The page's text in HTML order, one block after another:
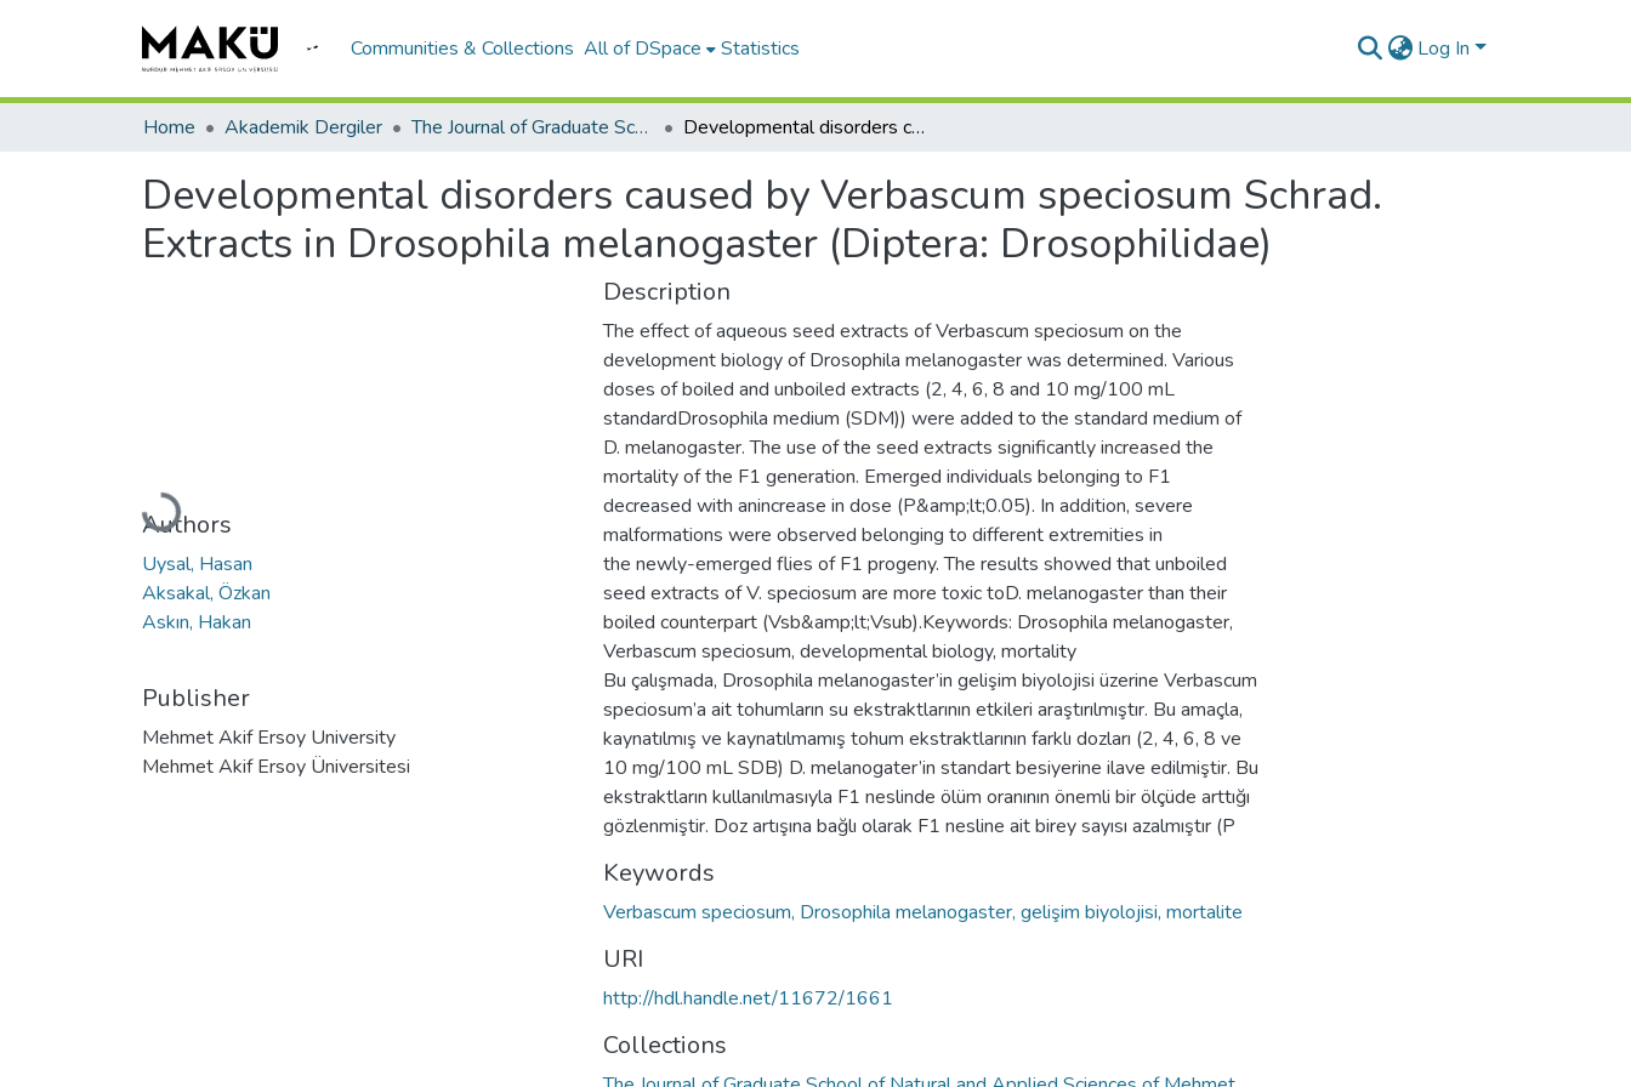
Communities & Collections All of DSpace Statistics Log In
Home Akademik Dergiler The Journal of Graduate School of Natural and Applied Sciences of Mehmet Akif Ersoy University Developmental disorders caused by Verbascum speciosum Schrad. Extracts in Drosophila melanogaster (Diptera: Drosophilidae)
Developmental disorders caused by Verbascum speciosum Schrad.
Extracts in Drosophila melanogaster (Diptera: Drosophilidae)
Loading...
Authors
Uysal, Hasan
Aksakal, Özkan
Askın, Hakan
Publisher
Mehmet Akif Ersoy University
Mehmet Akif Ersoy Üniversitesi
Description
The effect of aqueous seed extracts of Verbascum speciosum on the
development biology of Drosophila melanogaster was determined. Various
doses of boiled and unboiled extracts (2, 4, 6, 8 and 10 mg/100 mL
standardDrosophila medium (SDM)) were added to the standard medium of
D. melanogaster. The use of the seed extracts significantly increased the
mortality of the F1 generation. Emerged individuals belonging to F1
decreased with anincrease in dose (P&amp;lt;0.05). In addition, severe
malformations were observed belonging to different extremities in
the newly-emerged flies of F1 progeny. The results showed that unboiled
seed extracts of V. speciosum are more toxic toD. melanogaster than their
boiled counterpart (Vsb&amp;lt;Vsub).Keywords: Drosophila melanogaster,
Verbascum speciosum, developmental biology, mortality
Bu çalışmada, Drosophila melanogaster’in gelişim biyolojisi üzerine Verbascum
speciosum’a ait tohumların su ekstraktlarının etkileri araştırılmıştır. Bu amaçla,
kaynatılmış ve kaynatılmamış tohum ekstraktlarının farklı dozları (2, 4, 6, 8 ve
10 mg/100 mL SDB) D. melanogater’in standart besiyerine ilave edilmiştir. Bu
ekstraktların kullanılmasıyla F1 neslinde ölüm oranının önemli bir ölçüde arttığı
gözlenmiştir. Doz artışına bağlı olarak F1 nesline ait birey sayısı azalmıştır (P
Keywords
Verbascum speciosum, Drosophila melanogaster, gelişim biyolojisi, mortalite
URI
http://hdl.handle.net/11672/1661
Collections